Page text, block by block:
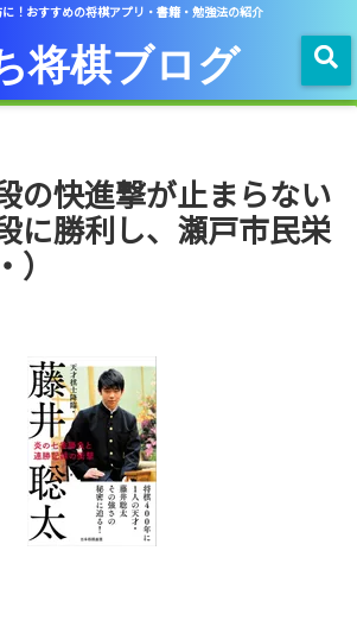
！おすすめの将棋アプリ・書籍・勉強法の紹介
将棋ブログ
の快進撃が止まらない
に勝利し、瀬戸市民栄
）